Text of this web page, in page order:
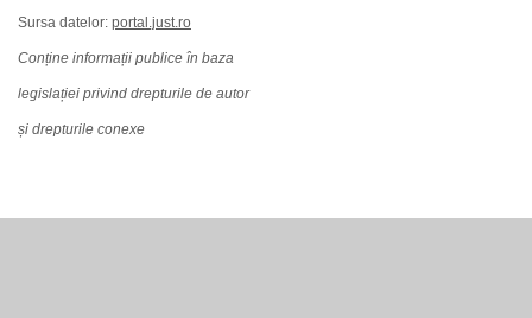
Sursa datelor: portal.just.ro
Conține informații publice în baza
legislației privind drepturile de autor
și drepturile conexe